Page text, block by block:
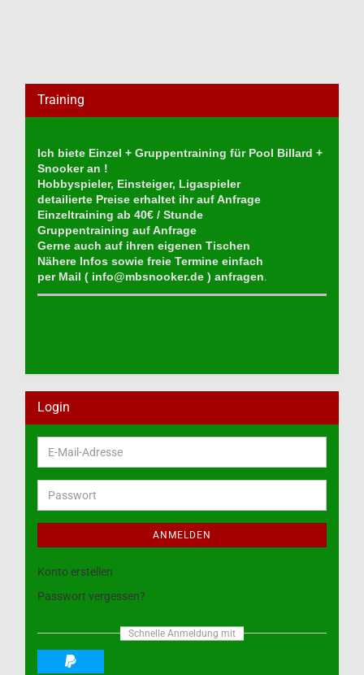
Training
Ich biete Einzel + Gruppentraining für Pool Billard +
Snooker an !
Hobbyspieler, Einsteiger, Ligaspieler
detailierte Preise erhaltet ihr auf Anfrage
Einzeltraining ab 40€ / Stunde
Gruppentraining auf Anfrage
Gerne auch auf ihren eigenen Tischen
Nähere Infos sowie freie Termine einfach
per Mail ( info@mbsnooker.de ) anfragen.
Login
E-
Mail-
Adresse
Passwort
ANMELDEN
Konto erstellen
Passwort vergessen?
Schnelle Anmeldung mit